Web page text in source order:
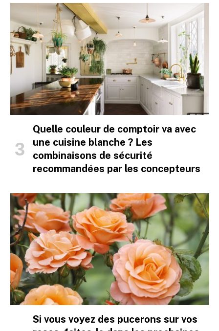
Quelle couleur de comptoir va avec
une cuisine blanche ? Les
combinaisons de sécurité
recommandées par les concepteurs
Si vous voyez des pucerons sur vos